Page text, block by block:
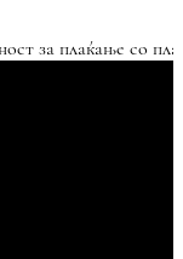
Можност за